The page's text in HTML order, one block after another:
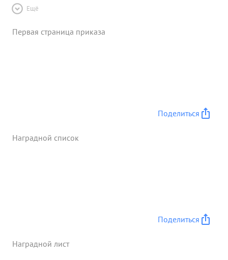
Ещё
Первая страница приказа
Поделиться
Наградной список
Поделиться
Наградной лист